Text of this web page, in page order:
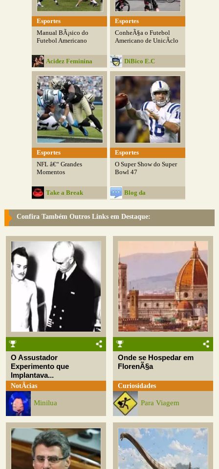
Esportes
Manual BÃ¡sico do
Futebol Americano
Acidez Feminina
Esportes
ConheÃ§a o Futebol
Americano de UnicÃ­clo
DiBico E.C
Esportes
NFL â€“ Grandes
Momentos
Take a Break
Esportes
O Super Show do Super
Bowl 47
Blog da
Confira Também Outros Links em Destaque:
O Assustador
Experimento que
Implantava...
NotÃ­cias
Minilua
Onde se Hospedar em
FlorenÃ§a
Curiosidades
Para Viagem